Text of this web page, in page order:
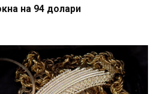
на 94 долари